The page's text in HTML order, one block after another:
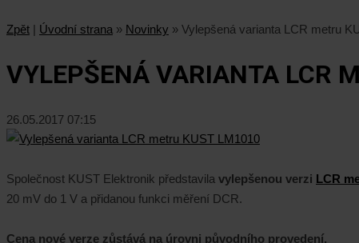
Zpět | Úvodní strana » Novinky » Vylepšená varianta LCR metru
VYLEPŠENÁ VARIANTA LCR
26.05.2017 07:15
Společnost KUST Elektronik představila vylepšenou verzi LCR
20 mV do 1 V a přidanou funkci měření DCR.
Cena nové verze zůstává na úrovni původního provedení,